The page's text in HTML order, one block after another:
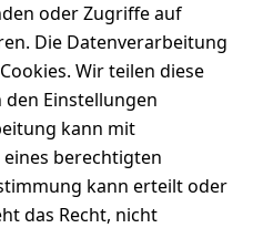
oder Zugriffe auf
Die Datenverarbeitung
Wir teilen diese
Einstellungen
kann mit
berechtigten
kann erteilt oder
das Recht, nicht
Wir
versenden
mit
Zahle
bequem per